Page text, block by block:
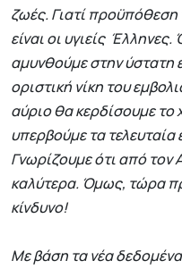
ζωές. Γιατί
είναι οι υγιείς
αμυνθούμε στην ύστατη
οριστική νίκη του
αύριο θα κερδίσουμε
υπερβούμε τα
Γνωρίζουμε ότι από τον
καλύτερα. Όμως, τώρα
κίνδυνο!
Με βάση τα νέα